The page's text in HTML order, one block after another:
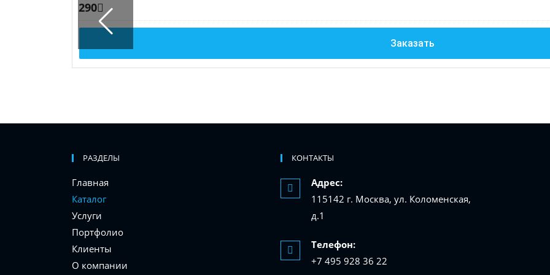
290
Заказать
РАЗДЕЛЫ
Главная
Каталог
Услуги
Портфолио
Клиенты
О компании
КОНТАКТЫ
Адрес:
115142 г. Москва, ул. Коломенская,
д.1
Телефон:
+7 495 928 36 22